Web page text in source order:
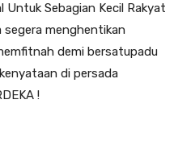
Untuk Sebagian Kecil Rakyat
segera menghentikan
demi bersatupadu
di persada
!